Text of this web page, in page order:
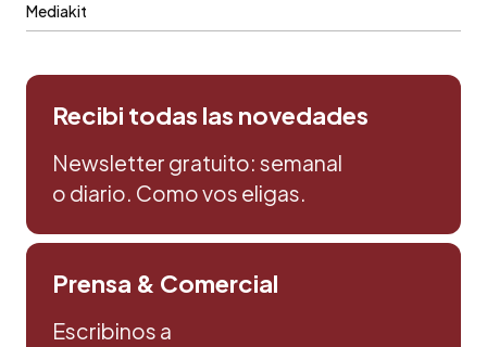
Mediakit
Recibi todas las novedades
Newsletter gratuito: semanal
o diario. Como vos eligas.
Prensa & Comercial
Escribinos a